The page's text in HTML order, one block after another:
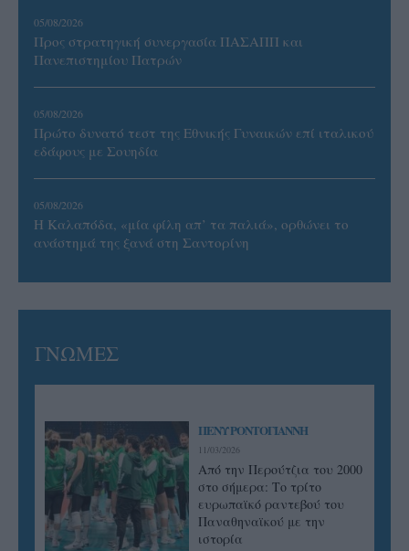
05/08/2026
Προς στρατηγική συνεργασία ΠΑΣΑΠΠ και
Πανεπιστημίου Πατρών
05/08/2026
Πρώτο δυνατό τεστ της Εθνικής Γυναικών επί ιταλικού
εδάφους με Σουηδία
05/08/2026
Η Καλαπόδα, «μία φίλη απ’ τα παλιά», ορθώνει το
ανάστημά της ξανά στη Σαντορίνη
ΓΝΩΜΕΣ
ΠΕΝΥ ΡΟΝΤΟΓΙΑΝΝΗ
11/03/2026
Από την Περούτζια του 2000
στο σήμερα: Tο τρίτο
ευρωπαϊκό ραντεβού του
Παναθηναϊκού με την
ιστορία